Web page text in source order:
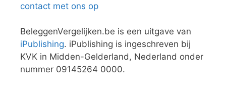
contact met ons op
BeleggenVergelijken.be is een uitgave van
iPublishing. iPublishing is ingeschreven bij
KVK in Midden-Gelderland, Nederland onder
nummer 09145264 0000.